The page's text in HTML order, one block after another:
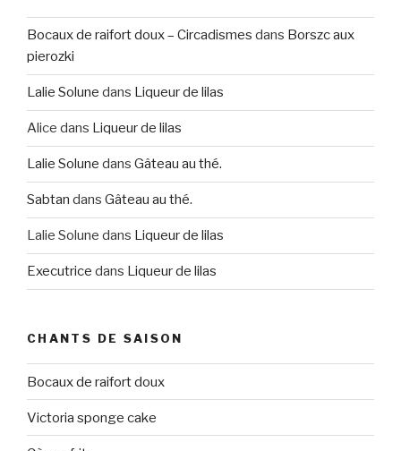
Bocaux de raifort doux – Circadismes dans Borszc aux
pierozki
Lalie Solune dans Liqueur de lilas
Alice dans Liqueur de lilas
Lalie Solune dans Gâteau au thé.
Sabtan dans Gâteau au thé.
Lalie Solune dans Liqueur de lilas
Executrice dans Liqueur de lilas
CHANTS DE SAISON
Bocaux de raifort doux
Victoria sponge cake